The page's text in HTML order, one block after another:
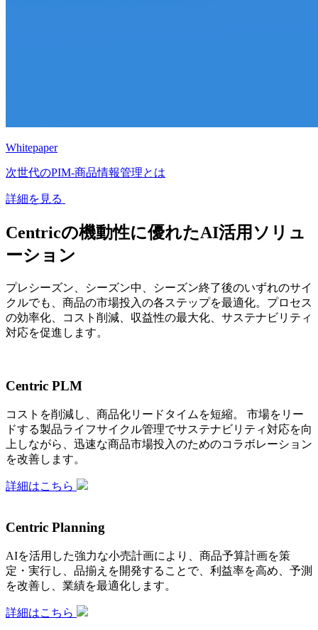
Whitepaper
次世代のPIM‐商品情報管理とは
詳細を見る
Centricの機動性に優れたAI活用ソリュ
ーション
プレシーズン、シーズン中、シーズン終了後のいずれのサイ
クルでも、商品の市場投入の各ステップを最適化。プロセス
の効率化、コスト削減、収益性の最大化、サステナビリティ
対応を促進します。
Centric PLM
コストを削減し、商品化リードタイムを短縮。 市場をリー
ドする製品ライフサイクル管理でサステナビリティ対応を向
上しながら、迅速な商品市場投入のためのコラボレーション
を改善します。
詳細はこちら
Centric Planning
AIを活用した強力な小売計画により、商品予算計画を策
定・実行し、品揃えを開発することで、利益率を高め、予測
を改善し、業績を最適化します。
詳細はこちら